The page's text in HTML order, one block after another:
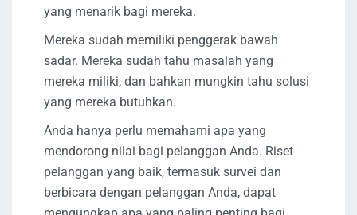
yang menarik bagi mereka.
Mereka sudah memiliki penggerak bawah
sadar. Mereka sudah tahu masalah yang
mereka miliki, dan bahkan mungkin tahu solusi
yang mereka butuhkan.
Anda hanya perlu memahami apa yang
mendorong nilai bagi pelanggan Anda. Riset
pelanggan yang baik, termasuk survei dan
berbicara dengan pelanggan Anda, dapat